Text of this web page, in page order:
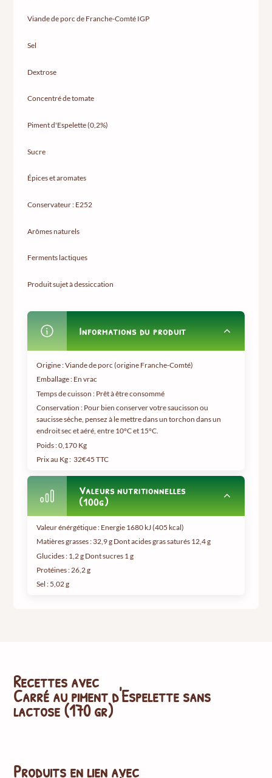
Viande de porc de Franche-Comté IGP
Sel
Dextrose
Concentré de tomate
Piment d'Espelette (0,2%)
Sucre
Épices et aromates
Conservateur : E252
Arômes naturels
Ferments lactiques
Produit sujet à dessiccation
Informations du produit
Origine : Viande de porc (origine Franche-Comté)
Emballage : En vrac
Temps de cuisson : Prêt à être consommé
Conservation : Pour bien conserver votre saucisson ou
saucisse sèche, pensez à le mettre dans un torchon dans un
endroit sec et aéré, entre 10°C et 15°C.
Poids :0,170 Kg
Prix au Kg : 32€45 TTC
Valeurs nutritionnelles
(100g)
Valeur énérgétique : Energie 1680 kJ (405 kcal)
Matières grasses : 32,9 g Dont acides gras saturés 12,4 g
Glucides : 1,2 g Dont sucres 1 g
Protéines : 26,2 g
Sel : 5,02 g
Recettes avec
Carré au piment d'Espelette sans
lactose (170 gr)
Produits en lien avec